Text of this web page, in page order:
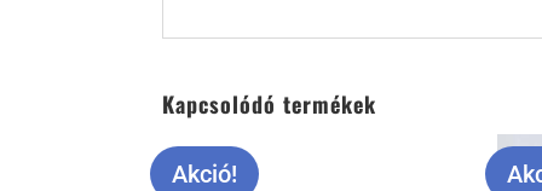
Kapcsolódó termékek
Akció!